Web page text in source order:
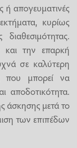
ή απογευματινές
κυρίως
την επαρκή
σε καλύτερη
που μπορεί να
αποδοτικότητα.
άσκησης μετά το
των επιπέδων